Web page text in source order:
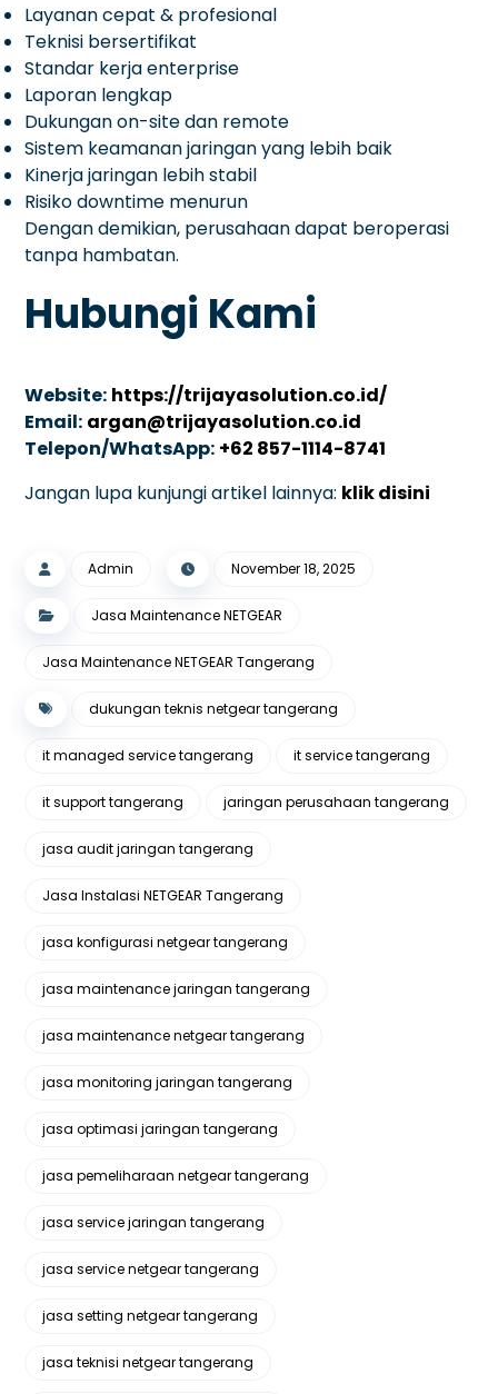
Layanan cepat & profesional
Teknisi bersertifikat
Standar kerja enterprise
Laporan lengkap
Dukungan on-site dan remote
Sistem keamanan jaringan yang lebih baik
Kinerja jaringan lebih stabil
Risiko downtime menurun
Dengan demikian, perusahaan dapat beroperasi
tanpa hambatan.
Hubungi Kami
Website: https://trijayasolution.co.id/
Email: argan@trijayasolution.co.id
Telepon/WhatsApp: +62 857-1114-8741
Jangan lupa kunjungi artikel lainnya: klik disini
Admin November 18, 2025
Jasa Maintenance NETGEAR
Jasa Maintenance NETGEAR Tangerang
dukungan teknis netgear tangerang
it managed service tangerang it service tangerang
it support tangerang jaringan perusahaan tangerang
jasa audit jaringan tangerang
Jasa Instalasi NETGEAR Tangerang
jasa konfigurasi netgear tangerang
jasa maintenance jaringan tangerang
jasa maintenance netgear tangerang
jasa monitoring jaringan tangerang
jasa optimasi jaringan tangerang
jasa pemeliharaan netgear tangerang
jasa service jaringan tangerang
jasa service netgear tangerang
jasa setting netgear tangerang
jasa teknisi netgear tangerang